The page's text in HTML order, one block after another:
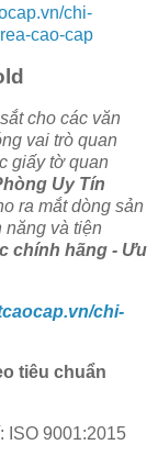
chi-
cao-cap
cho các văn
vai trò quan
giấy tờ quan
Uy Tín
ra mắt dòng sản
năng và tiện
chính hãng - Ưu
chi-
tiêu chuẩn
: ISO 9001:2015